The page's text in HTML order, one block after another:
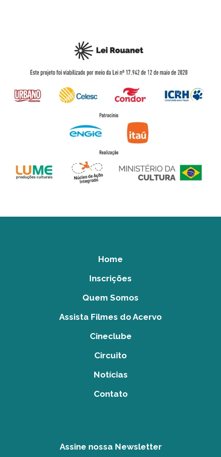
Home
Inscrições
Quem Somos
Assista Filmes do Acervo
Cineclube
Circuito
Notícias
Contato
Assine nossa Newsletter